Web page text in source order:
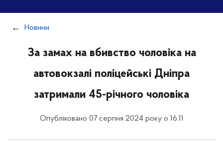
Новини
За замах на вбивство чоловіка на
автовокзалі поліцейські Дніпра
затримали 45-річного чоловіка
Опубліковано 07 серпня 2024 року о 16:11